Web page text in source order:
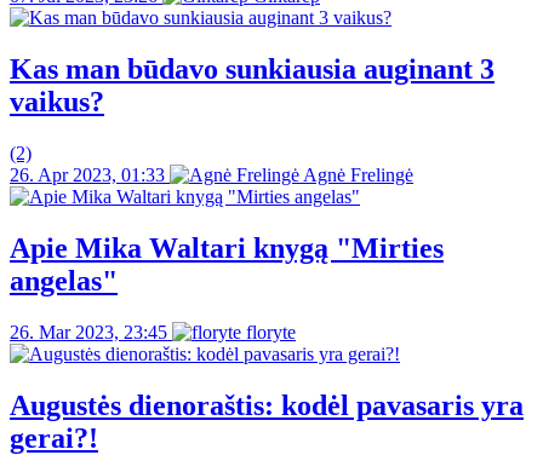
Kas man būdavo sunkiausia auginant 3
vaikus?
(2)
26. Apr 2023, 01:33
Agnė Frelingė
Apie Mika Waltari knygą "Mirties
angelas"
26. Mar 2023, 23:45 floryte
Augustės dienoraštis: kodėl pavasaris yra
gerai?!